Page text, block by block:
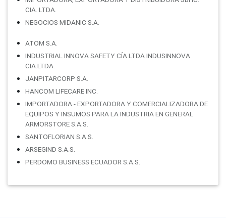
CIA. LTDA.
NEGOCIOS MIDANIC S.A.
ATOM S.A.
INDUSTRIAL INNOVA SAFETY CÍA LTDA INDUSINNOVA
CIA.LTDA.
JANPITARCORP S.A.
HANCOM LIFECARE INC.
IMPORTADORA - EXPORTADORA Y COMERCIALIZADORA DE
EQUIPOS Y INSUMOS PARA LA INDUSTRIA EN GENERAL
ARMORSTORE S.A.S.
SANTOFLORIAN S.A.S.
ARSEGIND S.A.S.
PERDOMO BUSINESS ECUADOR S.A.S.